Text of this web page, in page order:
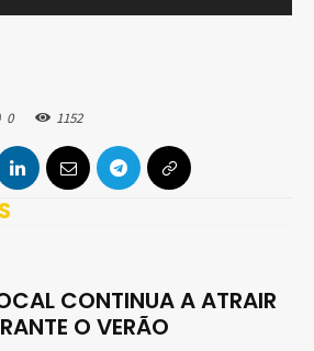
0 1152
CONTINUA A ATRAIR
O VERÃO